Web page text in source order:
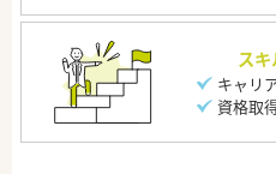
スキ
キャリ
資格取